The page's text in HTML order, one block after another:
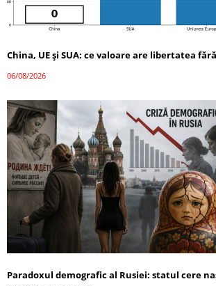
China, UE și SUA: ce valoare are libertatea
06/08/2026
Paradoxul demografic al Rusiei: statul cere